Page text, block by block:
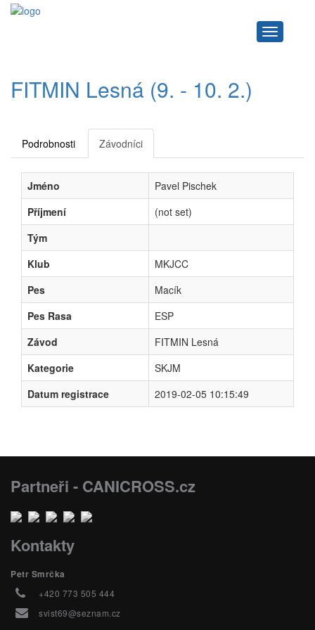
Navigace
FITMIN Lesná (9. - 10. 2.)
Podrobnosti Závodníci
Jméno
Pavel Pischek
Příjmení
(not set)
Tým
Klub
MKJCC
Pes
Macík
Pes Rasa
ESP
Závod
FITMIN Lesná
Kategorie
SKJM
Datum registrace
2019-02-05 10:15:49
Partneři - CANICROSS.cz
Kontakty
Petr Smrčka
+420 773 505 444
svist69@seznam.cz